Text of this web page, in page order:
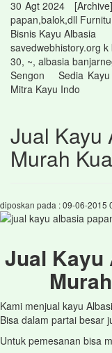
30 Agt 2024
papan,balok,dll
Bisnis Kayu Albasia
savedwebhistory.org
30, ~, albasia
Sengon Sedia Kayu
Mitra Kayu Indo
Jual Kayu
Murah
diposkan pada : 09-06-2015
Jual Kayu
Kami menjual kayu
Bisa dalam partai besar
Untuk pemesanan bisa